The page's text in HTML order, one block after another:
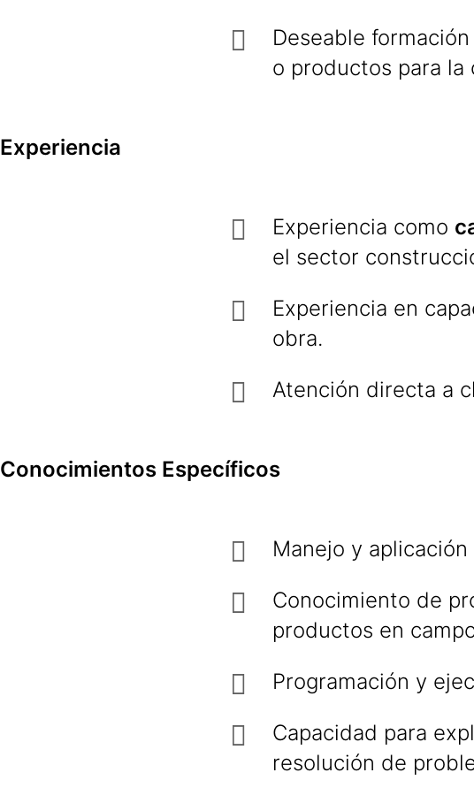
Deseable
o productos para la
Experiencia
Experiencia como
el sector
Experiencia en
obra.
Atención directa a
Conocimientos Específicos
Manejo y aplicación
Conocimiento de
productos en
Programación y
Capacidad para
resolución de